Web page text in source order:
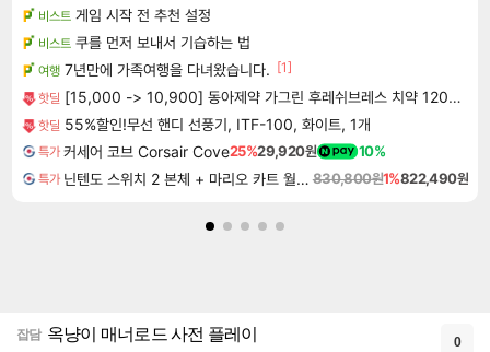
비스트 게임 시작 전 추천 설정
비스트 쿠를 먼저 보내서 기습하는 법
여행 7년만에 가족여행을 다녀왔습니다. [1]
핫딜 [15,000 -> 10,900] 동아제약 가그린 후레쉬브레스 치약 120g 3개
핫딜 55%할인!무선 핸디 선풍기, ITF-100, 화이트, 1개
특가 커세어 코브 Corsair Cove25%29,920원 10%
특가 닌텐도 스위치 2 본체 + 마리오 카트 월드 + 슈퍼 마리오 파티 잼버리 닌텐도 스위치 2 에디션 + 잼버리 TV 번들 830,800원1%822,490원
잡담 옥냥이 매너로드 사전 플레이 0